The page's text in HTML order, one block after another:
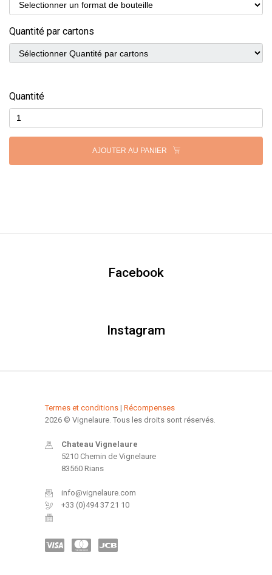
Quantité par cartons
Quantité
AJOUTER AU PANIER
Facebook
Instagram
Termes et conditions | Récompenses
2026 © Vignelaure. Tous les droits sont réservés.
Chateau Vignelaure
5210 Chemin de Vignelaure
83560 Rians
info@vignelaure.com
+33 (0)494 37 21 10